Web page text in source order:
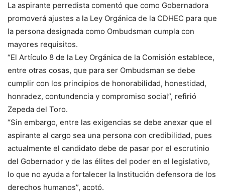
La aspirante perredista comentó que como Gobernadora
promoverá ajustes a la Ley Orgánica de la CDHEC para que
la persona designada como Ombudsman cumpla con
mayores requisitos.
“El Artículo 8 de la Ley Orgánica de la Comisión establece,
entre otras cosas, que para ser Ombudsman se debe
cumplir con los principios de honorabilidad, honestidad,
honradez, contundencia y compromiso social”, refirió
Zepeda del Toro.
“Sin embargo, entre las exigencias se debe anexar que el
aspirante al cargo sea una persona con credibilidad, pues
actualmente el candidato debe de pasar por el escrutinio
del Gobernador y de las élites del poder en el legislativo,
lo que no ayuda a fortalecer la Institución defensora de los
derechos humanos”, acotó.